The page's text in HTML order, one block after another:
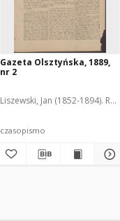
Gazeta Olsztyńska, 1889,
nr 2
Liszewski, Jan (1852-1894). Red.
czasopismo